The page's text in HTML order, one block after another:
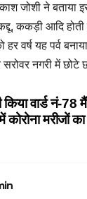
जोशी ने
ककड़ी आदि
वर्ष यह पर्व
नगरी में छोटे
वार्ड नं-78
किया
कोरोना मरीजों